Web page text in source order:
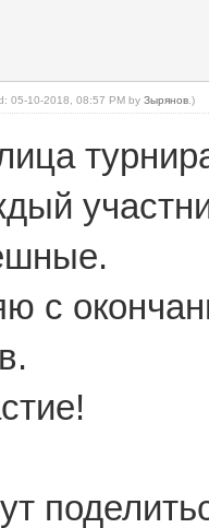
05-10-2018, 08:57 PM by Зырянов .)
с